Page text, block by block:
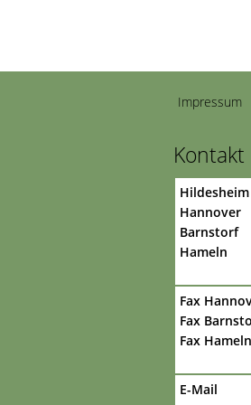
Navigation
überspringen
Impressum
Kontakt
Hildesheim
Hannover
Barnstorf
Hameln
Fax
Fax
Fax Hameln
E-Mail